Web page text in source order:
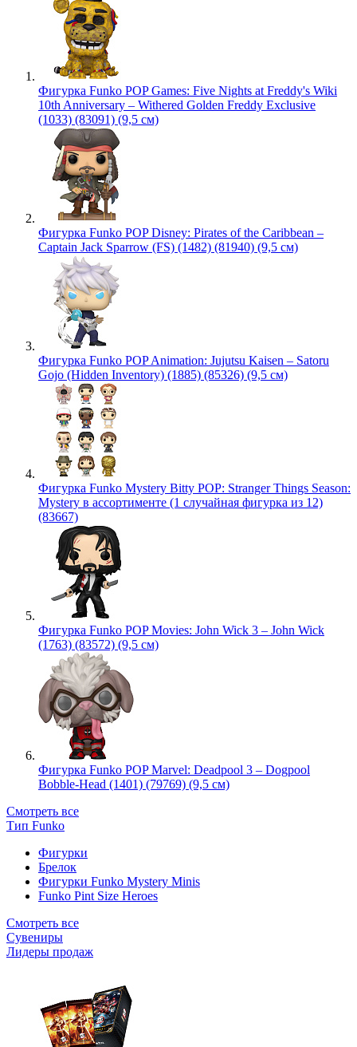
Фигурка Funko POP Games: Five Nights at Freddy's Wiki
10th Anniversary – Withered Golden Freddy Exclusive
(1033) (83091) (9,5 см)
Фигурка Funko POP Disney: Pirates of the Caribbean –
Captain Jack Sparrow (FS) (1482) (81940) (9,5 см)
Фигурка Funko POP Animation: Jujutsu Kaisen – Satoru
Gojo (Hidden Inventory) (1885) (85326) (9,5 см)
Фигурка Funko Mystery Bitty POP: Stranger Things Season:
Mystery в ассортименте (1 случайная фигурка из 12)
(83667)
Фигурка Funko POP Movies: John Wick 3 – John Wick
(1763) (83572) (9,5 см)
Фигурка Funko POP Marvel: Deadpool 3 – Dogpool
Bobble-Head (1401) (79769) (9,5 см)
Смотреть все
Тип Funko
Фигурки
Брелок
Фигурки Funko Mystery Minis
Funko Pint Size Heroes
Смотреть все
Сувениры
Лидеры продаж